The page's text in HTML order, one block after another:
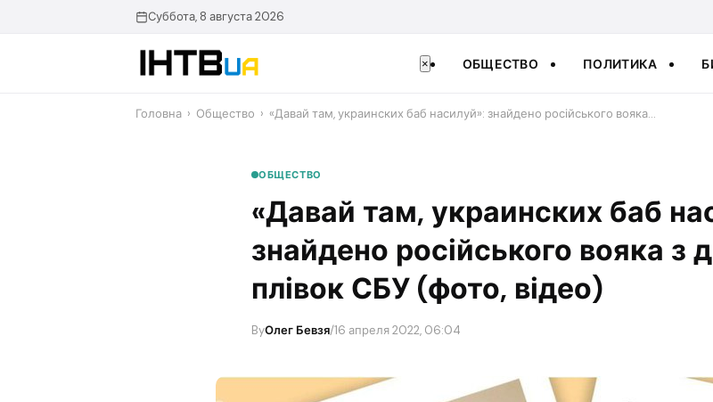
Суббота, 8 августа 2026
× ОБЩЕСТВО ПОЛИТИКА
Головна › Общество › «Давай там, украинских баб насилуй»: знайдено російського вояка…
ОБЩЕСТВО
«Давай там, украинских баб
знайдено російського вояка з
плівок СБУ (фото, відео)
ByОлег Бевзя/16 апреля 2022, 06:04